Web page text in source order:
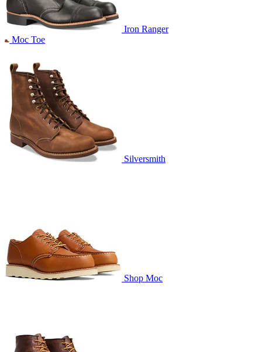
Iron Ranger
Moc Toe
Silversmith
Shop Moc